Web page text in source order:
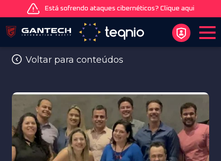
Está sofrendo ataques cibernéticos? Clique aqui
Voltar para conteúdos